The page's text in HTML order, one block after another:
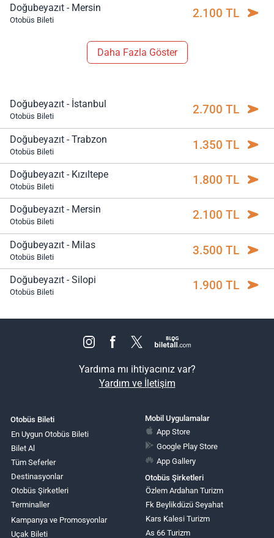
Doğubeyazıt - Mersin
Otobüs Bileti 2.100 TL
Daha Fazla Göster
Doğubeyazıt - İstanbul
Otobüs Bileti 2.700 TL
Doğubeyazıt - Trabzon
Otobüs Bileti 1.350 TL
Doğubeyazıt - Kızıltepe
Otobüs Bileti 1.800 TL
Doğubeyazıt - Mersin
Otobüs Bileti 2.100 TL
Doğubeyazıt - Milas
Otobüs Bileti 3.500 TL
Doğubeyazıt - Silopi
Otobüs Bileti 1.900 TL
Yardıma mı ihtiyacınız var?
Yardım ve İletişim
Otobüs Bileti
En Uygun Otobüs Bileti
Bilet Al
Tüm Seferler
Destinasyonlar
Otobüs Şirketleri
Terminaller
Kampanya ve Promosyonlar
Uçak Bileti
Mobil Uygulamalar
App Store
Google Play Store
App Gallery
Otobüs Şirketleri
Özlem Ardahan Turizm
Fk Beylikdüzü Seyahat
Kars Kalesi Turizm
As 66 Turizm